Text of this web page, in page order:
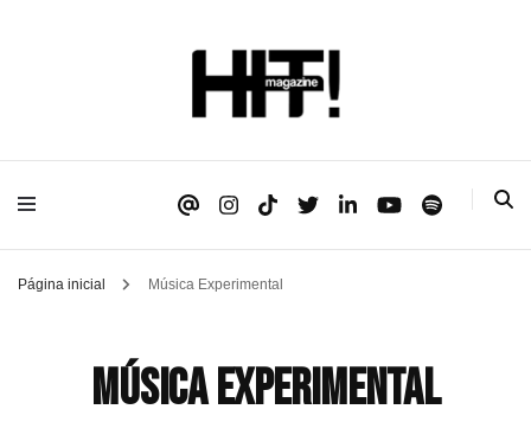
HIT!Magazine
Página inicial Música Experimental
Música Experimental